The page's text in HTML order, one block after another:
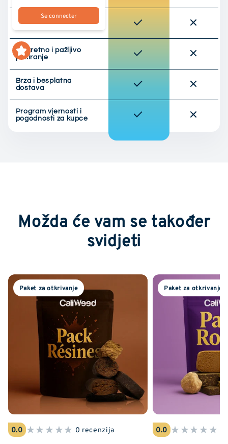
Odabrana vrhunska
kvaliteta
Diskretno i pažljivo
pakiranje
Brza i besplatna
dostava
Program vjernosti i
pogodnosti za kupce
Možda će vam se također
svidjeti
Paket za otkrivanje
0.0 ★★★★★ 0 recenzija
Paket za otkrivanje
0.0 ★★★★★
Se connecter